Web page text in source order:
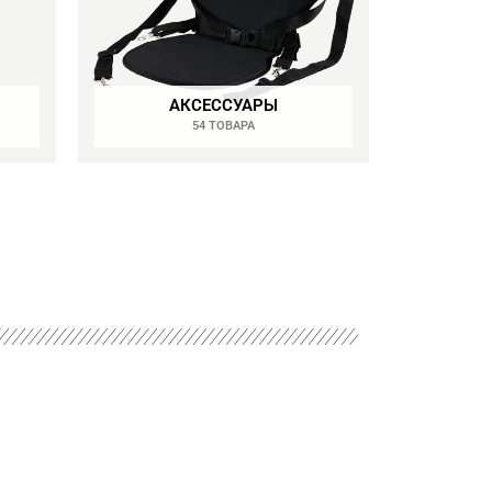
АКСЕССУАРЫ
54 ТОВАРА